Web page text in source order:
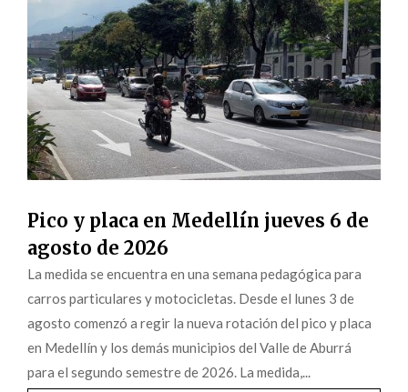
Pico y placa en Medellín jueves 6 de
agosto de 2026
La medida se encuentra en una semana pedagógica para
carros particulares y motocicletas. Desde el lunes 3 de
agosto comenzó a regir la nueva rotación del pico y placa
en Medellín y los demás municipios del Valle de Aburrá
para el segundo semestre de 2026. La medida,...